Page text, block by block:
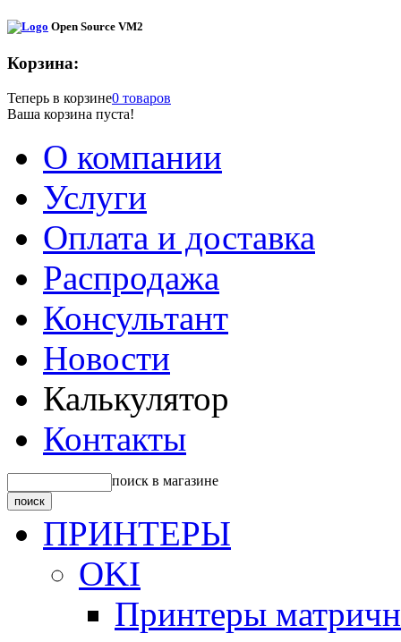
Open Source VM2
Корзина:
Теперь в корзине0 товаров
Ваша корзина пуста!
О компании
Услуги
Оплата и доставка
Распродажа
Консультант
Новости
Калькулятор
Контакты
поиск в магазине
ПРИНТЕРЫ
OKI
Принтеры